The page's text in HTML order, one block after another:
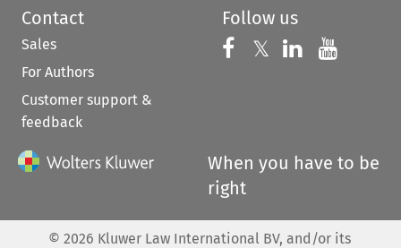
Contact
Sales
For Authors
Customer support &
feedback
Follow us
Follow us on
𝕏 Follow us on
Follow us
When you have to be
right
© 2026 Kluwer Law International BV, and/or its